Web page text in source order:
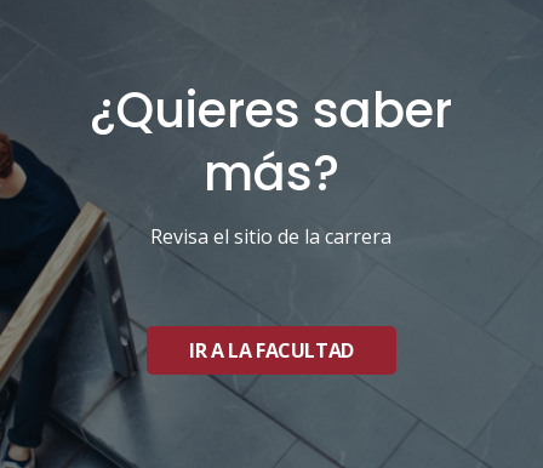
¿Quieres saber
más?
Revisa el sitio de la carrera
IR A LA FACULTAD